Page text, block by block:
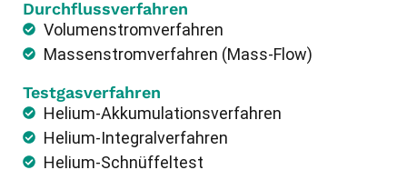
Durchflussverfahren
Volumenstromverfahren
Massenstromverfahren (Mass-Flow)
Testgasverfahren
Helium-Akkumulationsverfahren
Helium-Integralverfahren
Helium-Schnüffeltest